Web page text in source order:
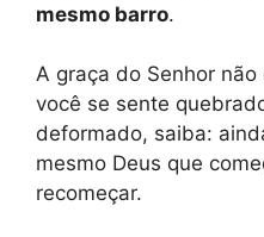
mesmo barro.
A graça do Senhor
você se sente
deformado, saiba:
mesmo Deus que
recomeçar.